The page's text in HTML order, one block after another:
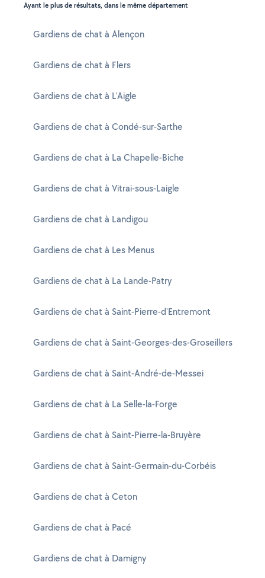
Ayant le plus de résultats, dans le même département
Gardiens de chat à Alençon
Gardiens de chat à Flers
Gardiens de chat à L'Aigle
Gardiens de chat à Condé-sur-Sarthe
Gardiens de chat à La Chapelle-Biche
Gardiens de chat à Vitrai-sous-Laigle
Gardiens de chat à Landigou
Gardiens de chat à Les Menus
Gardiens de chat à La Lande-Patry
Gardiens de chat à Saint-Pierre-d'Entremont
Gardiens de chat à Saint-Georges-des-Groseillers
Gardiens de chat à Saint-André-de-Messei
Gardiens de chat à La Selle-la-Forge
Gardiens de chat à Saint-Pierre-la-Bruyère
Gardiens de chat à Saint-Germain-du-Corbéis
Gardiens de chat à Ceton
Gardiens de chat à Pacé
Gardiens de chat à Damigny